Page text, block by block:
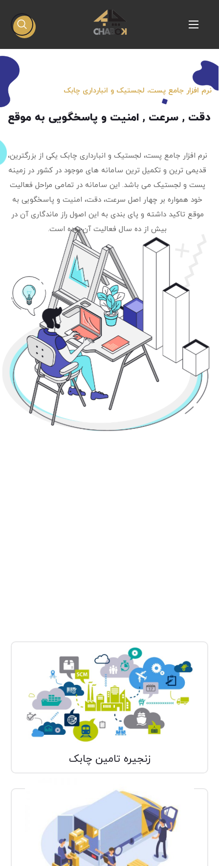
نرم افزار جامع پست، لجستیک و انبارداری چابک
دقت , سرعت , امنیت و پاسخگویی به موقع
نرم افزار جامع پست، لجستیک و انبارداری چابک يكی از بزرگترین،
قدیمی ترین و تکمیل ترین سامانه های موجود در کشور در زمینه
پست و لجستیک می باشد. اين سامانه در تمامی مراحل فعالیت
خود همواره بر چهار اصل سرعت، دقت، امنیت و پاسخگویی به
موقع تاکید داشته و پای بندی به این اصول راز ماندگاری آن در
بیش از ده سال فعالیت آن بوده است.
زنجیره تامین چابک
زنجیره تامین
زنجیره تامین شامل شبکه‌ای از فروشندگان،
شرکت‌ها و کارگرانی می‌شود که کارشان ساخت،
ارسال و تحویل محصول به مشتری ....
فناوري‌هاي اطلاعاتي و ارتباطي چنان عميق بوده